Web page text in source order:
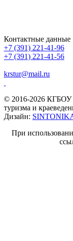
Контактные данные
+7 (391) 221-41-96
+7 (391) 221-41-56
krstur@mail.ru
© 2016-2026 КГБОУ
туризма и
Дизайн:
При